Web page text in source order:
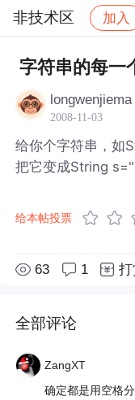
非技术区 加入
社区 非技术区
字符串的每一
longwenjiema
2008-11-03
给你个字符串，如
把它变成String
给本帖投票
63 1 打
全部评论
ZangXT
确定都是用空格